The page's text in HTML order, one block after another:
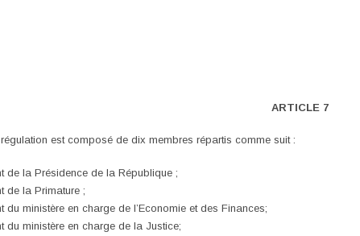
ARTICLE 7
est composé de dix membres répartis comme suit :
de la Présidence de la République ;
de la Primature ;
du ministère en charge de l’Economie et des Finances;
du ministère en charge de la Justice;